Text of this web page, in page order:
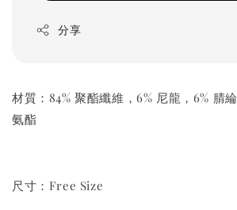
分享
材質：84% 聚酯纖維，6% 尼龍，6% 腈
氨酯
尺寸：Free Size